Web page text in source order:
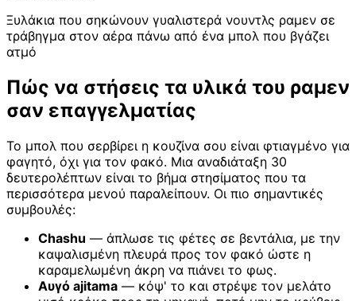
Ξυλάκια που σηκώνουν γυαλιστερά νουντλς ραμεν σε
τράβηγμα στον αέρα πάνω από ένα μπολ που βγάζει
ατμό
Πώς να στήσεις τα υλικά του ραμεν
σαν επαγγελματίας
Το μπολ που σερβίρει η κουζίνα σου είναι φτιαγμένο για
φαγητό, όχι για τον φακό. Μια αναδιάταξη 30
δευτερολέπτων είναι το βήμα στησίματος που τα
περισσότερα μενού παραλείπουν. Οι πιο σημαντικές
συμβουλές:
Chashu — άπλωσε τις φέτες σε βεντάλια, με την
καψαλισμένη πλευρά προς τον φακό ώστε η
καραμελωμένη άκρη να πιάνει το φως.
Αυγό ajitama — κόψ' το και στρέψε τον μελάτο